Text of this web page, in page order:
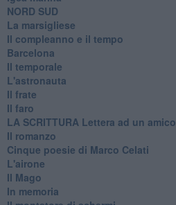
​NORD SUD
La marsigliese
Il compleanno e il tempo
Barcelona
Il temporale
L'astronauta
Il frate
Il faro
​LA SCRITTURA Lettera ad un amico
Il romanzo
Cinque poesie di Marco Celati
L'airone
Il Mago
In memoria